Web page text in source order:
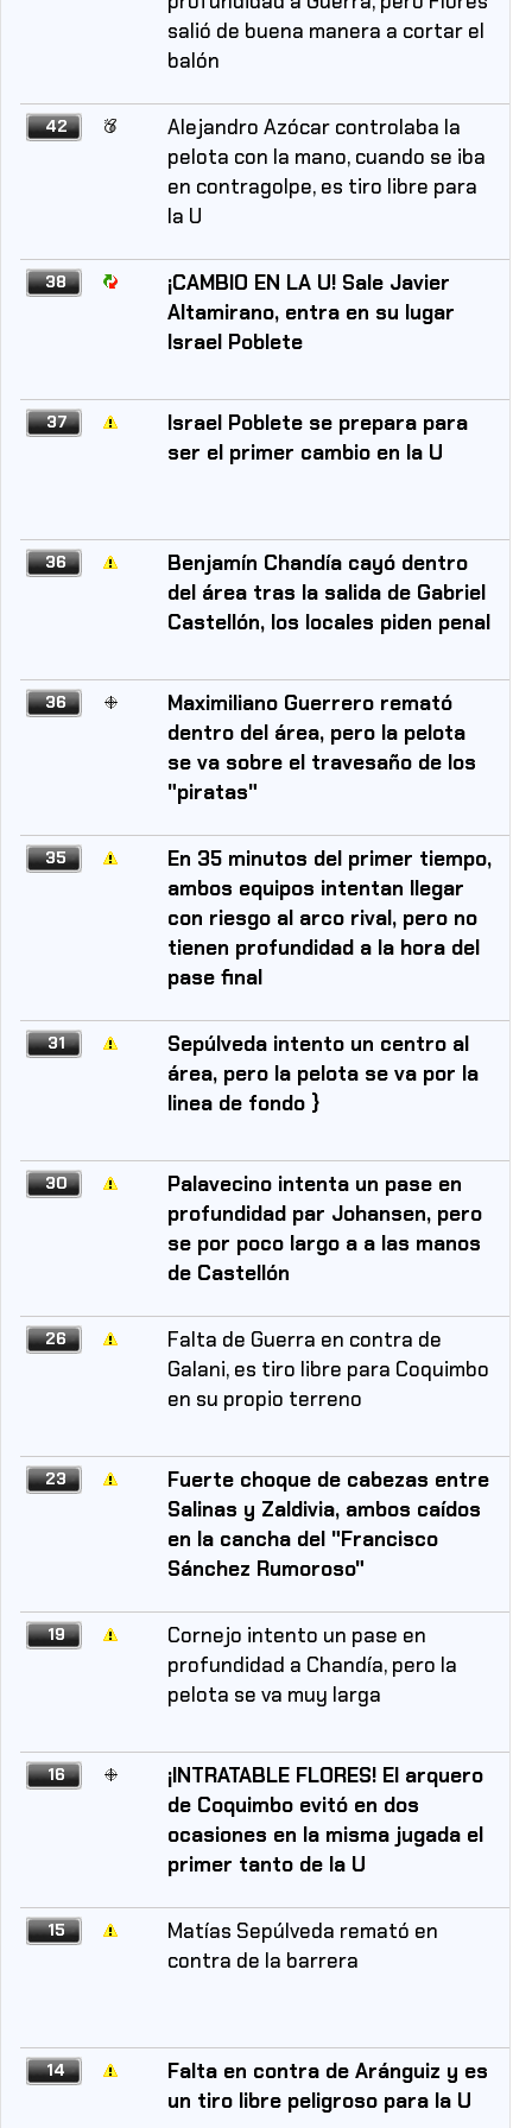
salió de buena manera a cortar el
balón
42
Alejandro Azócar controlaba la
pelota con la mano, cuando se iba
en contragolpe, es tiro libre para
la U
38
¡CAMBIO EN LA U! Sale Javier
Altamirano, entra en su lugar
Israel Poblete
37
Israel Poblete se prepara para
ser el primer cambio en la U
36
Benjamín Chandía cayó dentro
del área tras la salida de Gabriel
Castellón, los locales piden penal
36
Maximiliano Guerrero remató
dentro del área, pero la pelota
se va sobre el travesaño de los
"piratas"
35
En 35 minutos del primer tiempo,
ambos equipos intentan llegar
con riesgo al arco rival, pero no
tienen profundidad a la hora del
pase final
31
Sepúlveda intento un centro al
área, pero la pelota se va por la
linea de fondo }
30
Palavecino intenta un pase en
profundidad par Johansen, pero
se por poco largo a a las manos
de Castellón
26
Falta de Guerra en contra de
Galani, es tiro libre para Coquimbo
en su propio terreno
23
Fuerte choque de cabezas entre
Salinas y Zaldivia, ambos caídos
en la cancha del "Francisco
Sánchez Rumoroso"
19
Cornejo intento un pase en
profundidad a Chandía, pero la
pelota se va muy larga
16
¡INTRATABLE FLORES! El arquero
de Coquimbo evitó en dos
ocasiones en la misma jugada el
primer tanto de la U
15
Matías Sepúlveda remató en
contra de la barrera
14
Falta en contra de Aránguiz y es
un tiro libre peligroso para la U